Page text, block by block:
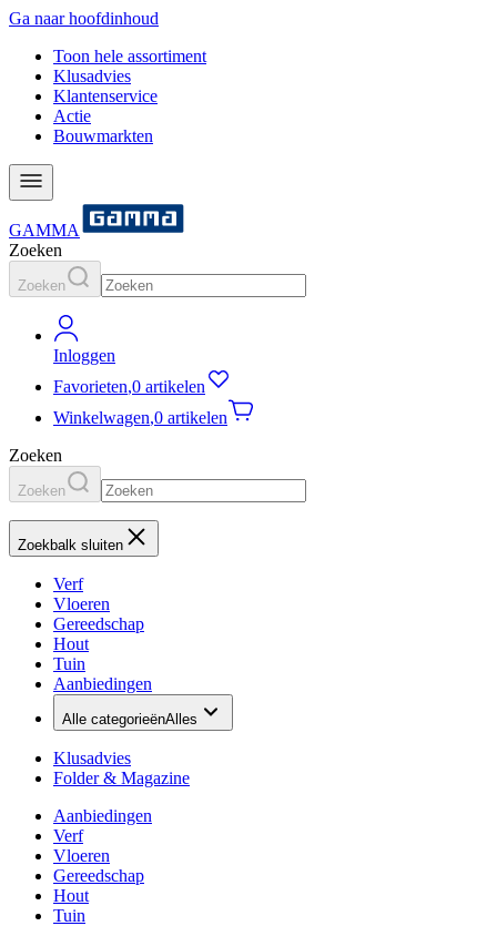
Ga naar hoofdinhoud
Toon hele assortiment
Klusadvies
Klantenservice
Actie
Bouwmarkten
GAMMA
Zoeken
Zoeken
Inloggen
Favorieten,0 artikelen
Winkelwagen,0 artikelen
Zoeken
Zoeken
Zoekbalk sluiten
Verf
Vloeren
Gereedschap
Hout
Tuin
Aanbiedingen
Alle categorieënAlles
Klusadvies
Folder & Magazine
Aanbiedingen
Verf
Vloeren
Gereedschap
Hout
Tuin